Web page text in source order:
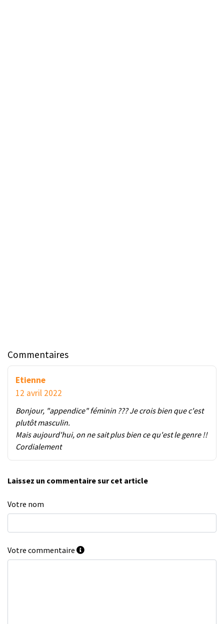
Commentaires
Etienne
12 avril 2022
Bonjour, "appendice" féminin ??? Je crois bien que c'est
plutôt masculin.
Mais aujourd'hui, on ne sait plus bien ce qu'est le genre !!
Cordialement
Laissez un commentaire sur cet article
Votre nom
Votre commentaire